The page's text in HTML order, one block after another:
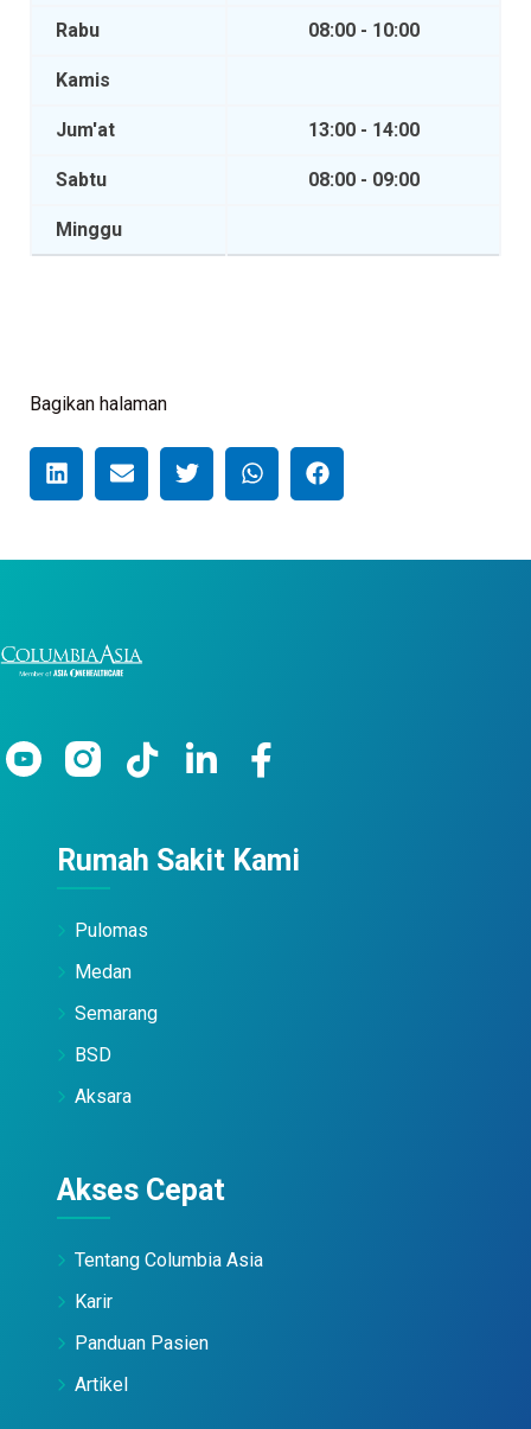
Rabu 08:00 - 10:00
Kamis
Jum'at 13:00 - 14:00
Sabtu 08:00 - 09:00
Minggu
Bagikan halaman
Rumah Sakit Kami
Pulomas
Medan
Semarang
BSD
Aksara
Akses Cepat
Tentang Columbia Asia
Karir
Panduan Pasien
Artikel